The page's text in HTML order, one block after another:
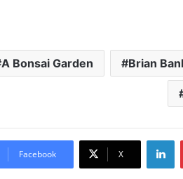
A Bonsai Garden Brian
Facebook X